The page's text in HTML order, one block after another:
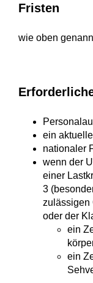
Fristen
wie oben
ein
nationaler
wenn der
einer
3
zulässigen
oder der
ein
ein